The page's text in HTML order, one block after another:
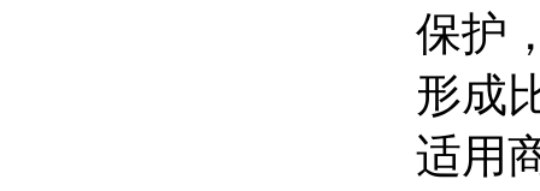
保护
形成
适用